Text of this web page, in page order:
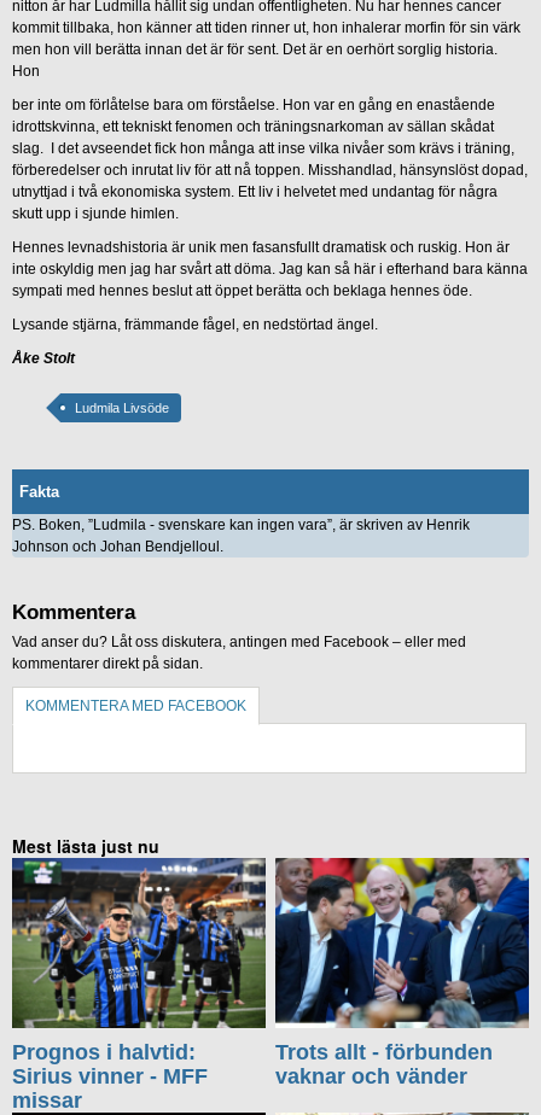
nitton år har Ludmilla hållit sig undan offentligheten. Nu har hennes cancer
kommit tillbaka, hon känner att tiden rinner ut, hon inhalerar morfin för sin värk
men hon vill berätta innan det är för sent. Det är en oerhört sorglig historia.
Hon
ber inte om förlåtelse bara om förståelse. Hon var en gång en enastående
idrottskvinna, ett tekniskt fenomen och träningsnarkoman av sällan skådat
slag. I det avseendet fick hon många att inse vilka nivåer som krävs i träning,
förberedelser och inrutat liv för att nå toppen. Misshandlad, hänsynslöst dopad,
utnyttjad i två ekonomiska system. Ett liv i helvetet med undantag för några
skutt upp i sjunde himlen.
Hennes levnadshistoria är unik men fasansfullt dramatisk och ruskig. Hon är
inte oskyldig men jag har svårt att döma. Jag kan så här i efterhand bara känna
sympati med hennes beslut att öppet berätta och beklaga hennes öde.
Lysande stjärna, främmande fågel, en nedstörtad ängel.
Åke Stolt
Ludmila Livsöde
Fakta
PS. Boken, ”Ludmila - svenskare kan ingen vara”, är skriven av Henrik
Johnson och Johan Bendjelloul.
Kommentera
Vad anser du? Låt oss diskutera, antingen med Facebook – eller med
kommentarer direkt på sidan.
KOMMENTERA MED FACEBOOK
Mest lästa just nu
Prognos i halvtid:
Sirius vinner - MFF
missar
Trots allt - förbunden
vaknar och vänder